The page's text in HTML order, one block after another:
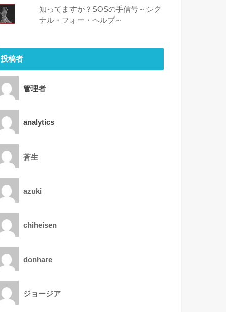
知ってますか？SOSの手信号～シグ
ナル・フォー・ヘルプ～
投稿者
管理者
analytics
蒼生
azuki
chiheisen
donhare
ジョージア